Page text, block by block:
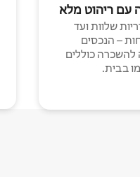
עם ריהוט מלא
שלוות ועד
– הנכסים
כוללים
בבית.